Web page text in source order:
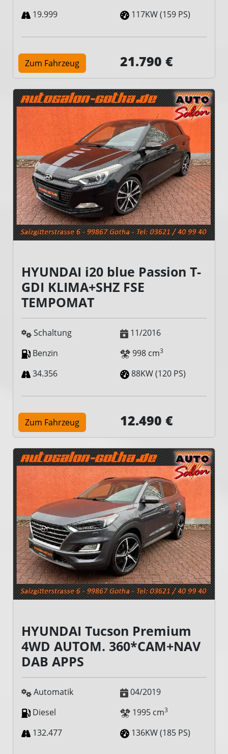
19.999 117KW (159 PS)
Zum Fahrzeug 21.790 €
HYUNDAI i20 blue Passion T-
GDI KLIMA+SHZ FSE
TEMPOMAT
Schaltung
11/2016
Benzin
998 cm3
34.356 88KW (120 PS)
Zum Fahrzeug 12.490 €
HYUNDAI Tucson Premium
4WD AUTOM. 360*CAM+NAV
DAB APPS
Automatik
04/2019
Diesel
1995 cm3
132.477 136KW (185 PS)